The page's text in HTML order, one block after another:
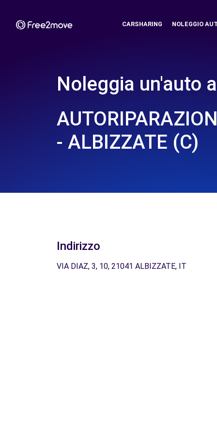
CARSHARING NOLEGGIO
Noleggia un'auto a
- ALBIZZATE (C)
Indirizzo
VIA DIAZ, 3, 10, 21041 ALBIZZATE, IT